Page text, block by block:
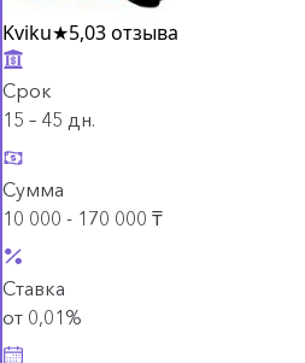
Kviku★5,03 отзыва
Срок
15 – 45 дн.
Сумма
10 000 - 170 000 ₸
Ставка
от 0,01%